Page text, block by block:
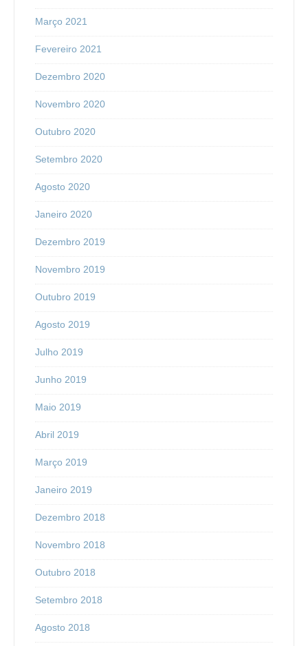
Março 2021
Fevereiro 2021
Dezembro 2020
Novembro 2020
Outubro 2020
Setembro 2020
Agosto 2020
Janeiro 2020
Dezembro 2019
Novembro 2019
Outubro 2019
Agosto 2019
Julho 2019
Junho 2019
Maio 2019
Abril 2019
Março 2019
Janeiro 2019
Dezembro 2018
Novembro 2018
Outubro 2018
Setembro 2018
Agosto 2018